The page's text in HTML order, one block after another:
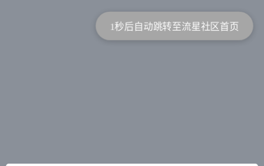
1秒后自动跳转至流星社区首页